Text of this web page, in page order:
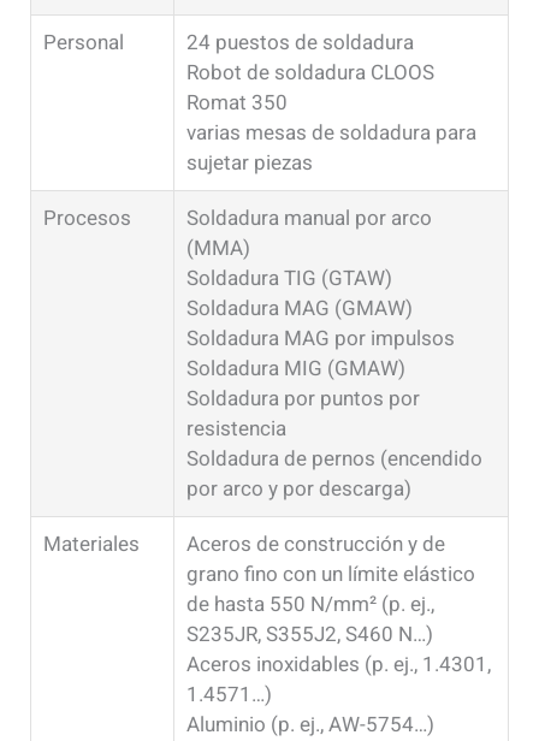
Personal
24 puestos de soldadura
Robot de soldadura CLOOS
Romat 350
varias mesas de soldadura para
sujetar piezas
Procesos
Soldadura manual por arco
(MMA)
Soldadura TIG (GTAW)
Soldadura MAG (GMAW)
Soldadura MAG por impulsos
Soldadura MIG (GMAW)
Soldadura por puntos por
resistencia
Soldadura de pernos (encendido
por arco y por descarga)
Materiales
Aceros de construcción y de
grano fino con un límite elástico
de hasta 550 N/mm² (p. ej.,
S235JR, S355J2, S460 N…)
Aceros inoxidables (p. ej., 1.4301,
1.4571…)
Aluminio (p. ej., AW-5754…)